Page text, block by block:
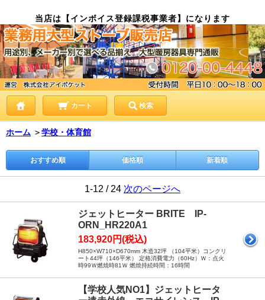
当店は【インボイス登録課税事業者】になります
カート 検索
ホーム ＞学校・体育館
おすすめ順 価格順 新着順
1-12 / 24 次のページへ
ジェットヒーター BRITE IP-
ORN_HR220A1
183,920円(税込)
H850×W710×D670mm 木造32坪 （104平米）コンクリ
ート44坪（146平米） 定格消費電力（60Hz）Ｗ：点火
時99Ｗ燃焼時81Ｗ 燃焼持続時間：16時間
【学校人気NO1】ジェットヒータ